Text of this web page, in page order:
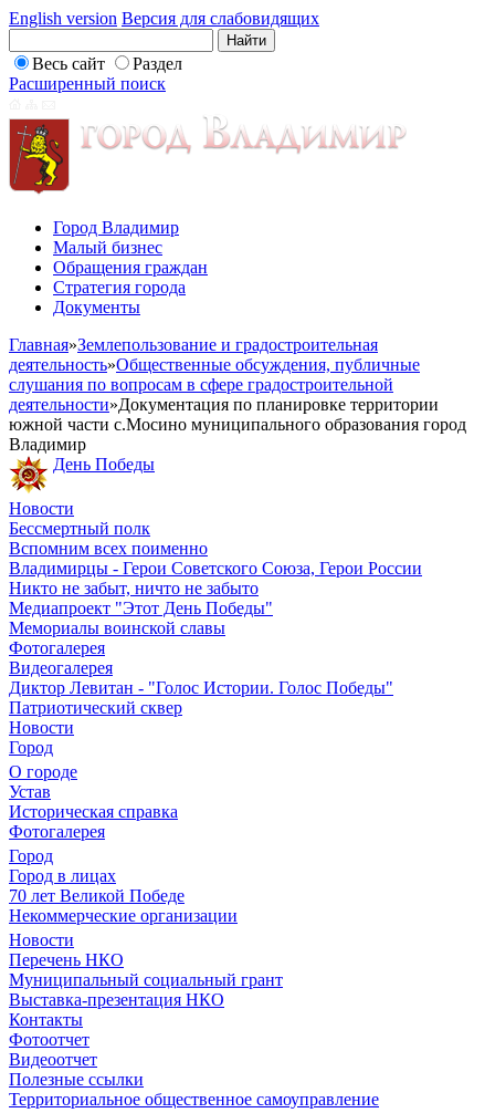
English version Версия для слабовидящих
Весь сайт
Раздел
Расширенный поиск
Город Владимир
Малый бизнес
Обращения граждан
Стратегия города
Документы
Главная»Землепользование и градостроительная
деятельность»Общественные обсуждения, публичные
слушания по вопросам в сфере градостроительной
деятельности»Документация по планировке территории
южной части с.Мосино муниципального образования город
Владимир
День Победы
Новости
Бессмертный полк
Вспомним всех поименно
Владимирцы - Герои Советского Союза, Герои России
Никто не забыт, ничто не забыто
Медиапроект "Этот День Победы"
Мемориалы воинской славы
Фотогалерея
Видеогалерея
Диктор Левитан - "Голос Истории. Голос Победы"
Патриотический сквер
Новости
Город
О городе
Устав
Историческая справка
Фотогалерея
Город
Город в лицах
70 лет Великой Победе
Некоммерческие организации
Новости
Перечень НКО
Муниципальный социальный грант
Выставка-презентация НКО
Контакты
Фотоотчет
Видеоотчет
Полезные ссылки
Территориальное общественное самоуправление